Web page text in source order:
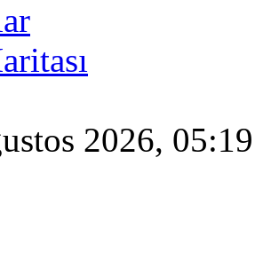
2026, 05:19